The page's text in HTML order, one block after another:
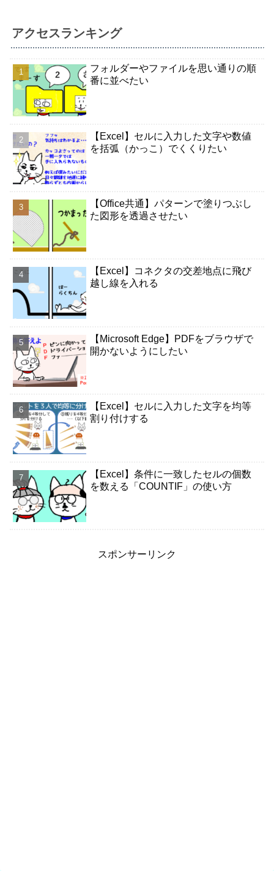
アクセスランキング
フォルダーやファイルを思い通りの順
番に並べたい
【Excel】セルに入力した文字や数値
を括弧（かっこ）でくくりたい
【Office共通】パターンで塗りつぶし
た図形を透過させたい
【Excel】コネクタの交差地点に飛び
越し線を入れる
【Microsoft Edge】PDFをブラウザで
開かないようにしたい
【Excel】セルに入力した文字を均等
割り付けする
【Excel】条件に一致したセルの個数
を数える「COUNTIF」の使い方
スポンサーリンク